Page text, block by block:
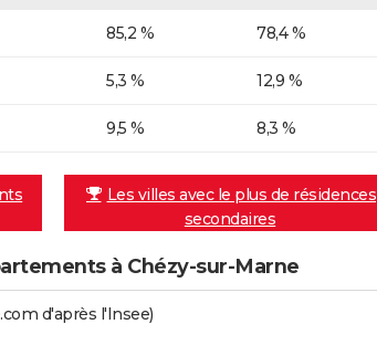
85,2 % 78,4 %
5,3 % 12,9 %
9,5 % 8,3 %
Les villes avec le plus de résidences
secondaires
à Chézy-sur-Marne
d'après l'Insee)